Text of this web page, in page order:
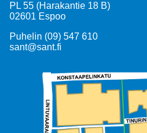
PL 55 (Harakantie 18 B)
02601 Espoo
Puhelin (09) 547 610
sant@sant.fi